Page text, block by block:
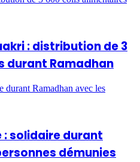
: distribution de 3
durant Ramadhan
Ramadhan avec les
: solidaire durant
démunies